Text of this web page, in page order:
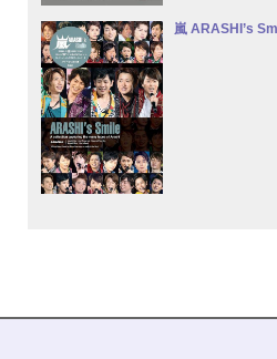
嵐 ARASHI’s